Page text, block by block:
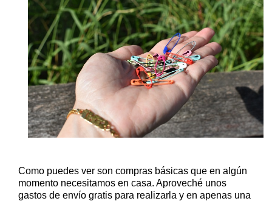
Como puedes ver son compras básicas que en algún
momento necesitamos en casa. Aproveché unos
gastos de envío gratis para realizarla y en apenas una